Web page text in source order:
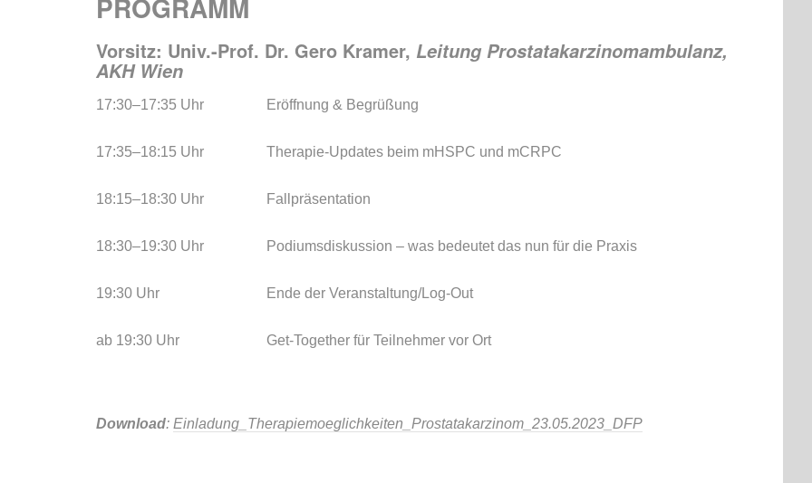
PROGRAMM
Vorsitz: Univ.-Prof. Dr. Gero Kramer, Leitung Prostatakarzinomambulanz,
AKH Wien
17:30–17:35 Uhr Eröffnung & Begrüßung
17:35–18:15 Uhr Therapie-Updates beim mHSPC und mCRPC
18:15–18:30 Uhr Fallpräsentation
18:30–19:30 Uhr Podiumsdiskussion – was bedeutet das nun für die Praxis
19:30 Uhr Ende der Veranstaltung/Log-Out
ab 19:30 Uhr Get-Together für Teilnehmer vor Ort
Download: Einladung_Therapiemoeglichkeiten_Prostatakarzinom_23.05.2023_DFP